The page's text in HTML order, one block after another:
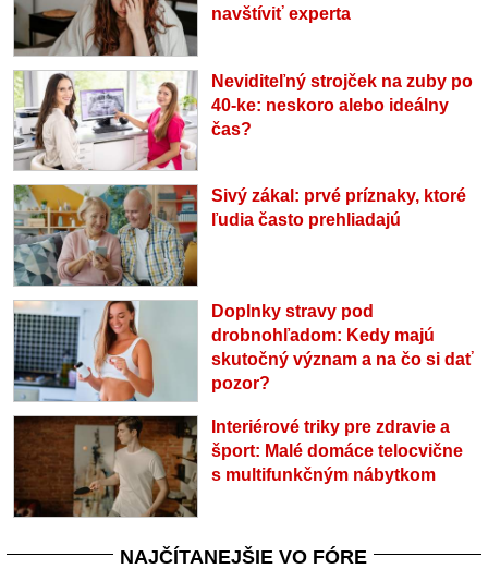
navštíviť experta
Neviditeľný strojček na zuby po
40-ke: neskoro alebo ideálny
čas?
Sivý zákal: prvé príznaky, ktoré
ľudia často prehliadajú
Doplnky stravy pod
drobnohľadom: Kedy majú
skutočný význam a na čo si dať
pozor?
Interiérové triky pre zdravie a
šport: Malé domáce telocvične
s multifunkčným nábytkom
NAJČÍTANEJŠIE VO FÓRE